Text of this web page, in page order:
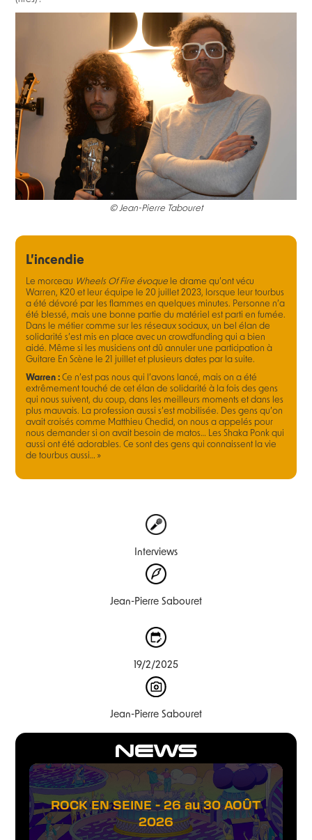
NEWS
ROCK EN SEINE - 26 au 30 AOÛT
2026
© Jean-Pierre Tabouret
L’incendie
Le morceau Wheels Of Fire évoque le drame qu’ont vécu
Warren, K20 et leur équipe le 20 juillet 2023, lorsque leur tourbus
a été dévoré par les flammes en quelques minutes. Personne n’a
été blessé, mais une bonne partie du matériel est parti en fumée.
Dans le métier comme sur les réseaux sociaux, un bel élan de
solidarité s’est mis en place avec un crowdfunding qui a bien
aidé. Même si les musiciens ont dû annuler une participation à
Guitare En Scène le 21 juillet et plusieurs dates par la suite.
Warren : Ce n’est pas nous qui l’avons lancé, mais on a été
extrêmement touché de cet élan de solidarité à la fois des gens
qui nous suivent, du coup, dans les meilleurs moments et dans les
plus mauvais. La profession aussi s’est mobilisée. Des gens qu’on
avait croisés comme Matthieu Chedid, on nous a appelés pour
nous demander si on avait besoin de matos… Les Shaka Ponk qui
aussi ont été adorables. Ce sont des gens qui connaissent la vie
de tourbus aussi… »
Interviews
Jean-Pierre Sabouret
19/2/2025
Jean-Pierre Sabouret